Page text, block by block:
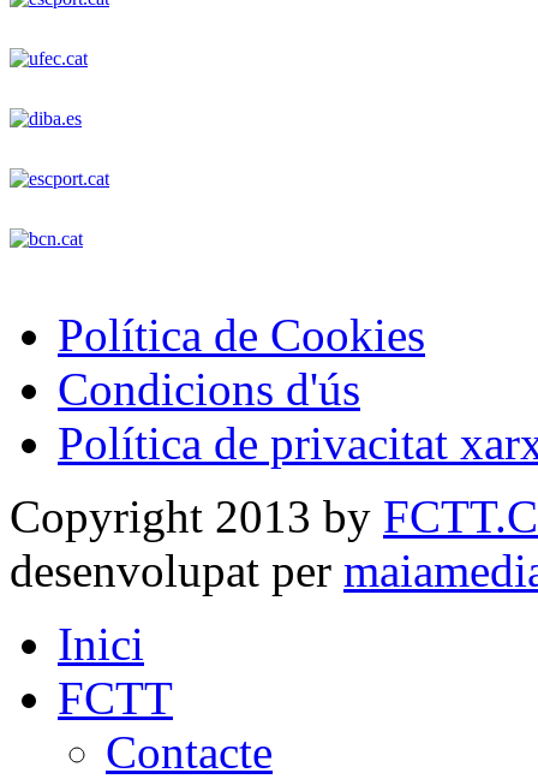
Política de Cookies
Condicions d'ús
Política de privacitat
Copyright 2013 by
desenvolupat per
Inici
FCTT
Contacte